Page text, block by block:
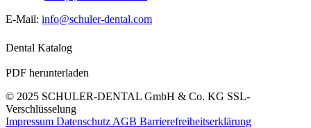
E-Mail: info@schuler-dental.com
Dental Katalog
PDF herunterladen
© 2025 SCHULER-DENTAL GmbH & Co. KG SSL-
Verschlüsselung
Impressum Datenschutz AGB Barrierefreiheitserklärung